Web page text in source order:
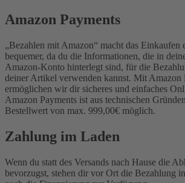
Amazon Payments
„Bezahlen mit Amazon“ macht das Einkaufen
bequemer, da du die Informationen, die in
Amazon-Konto hinterlegt sind, für die
deiner Artikel verwenden kannst. Mit Amazon
ermöglichen wir dir sicheres und einfaches
Amazon Payments ist aus technischen
Bestellwert von max. 999,00€ möglich.
Zahlung im Laden
Wenn du statt des Versands nach Hause die
bevorzugst, stehen dir vor Ort die Bezahlung